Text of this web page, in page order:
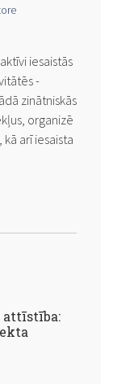
iesaistās
-
zinātniskās
organizē
arī iesaista
attīstība: